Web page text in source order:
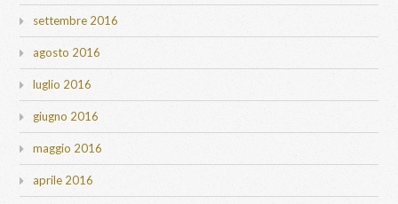
settembre 2016
agosto 2016
luglio 2016
giugno 2016
maggio 2016
aprile 2016